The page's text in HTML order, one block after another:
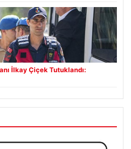
İlkay Çiçek Tutuklandı: